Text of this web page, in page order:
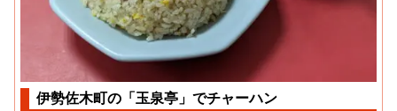
伊勢佐木町の「玉泉亭」でチャーハン